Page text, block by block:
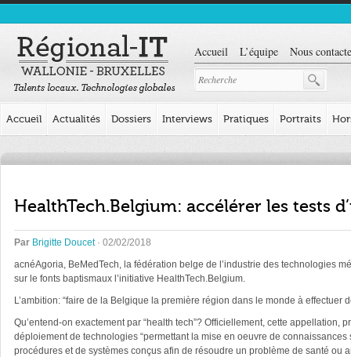
Accueil L’équipe Nous
Accueil Actualités Dossiers Interviews Pratiques Portraits
HealthTech.Belgium: accélérer les tests
Par Brigitte Doucet· 02/02/2018
acnéAgoria, BeMedTech, la fédération belge de l’industrie des technologies
sur le fonts baptismaux l’initiative HealthTech.Belgium.
L’ambition: “faire de la Belgique la première région dans le monde à effectuer
Qu’entend-on exactement par “health tech”? Officiellement, cette
déploiement de technologies “permettant la mise en oeuvre de
procédures et de systèmes conçus afin de résoudre un problème de santé ou